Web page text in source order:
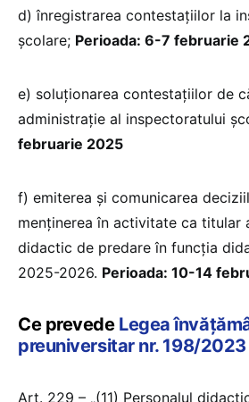
d) înregistrarea contestaţiilor la
şcolare; Perioada: 6-7 februarie
e) soluţionarea contestaţiilor de
administraţie al inspectoratului
februarie 2025
f) emiterea și comunicarea
menţinerea în activitate ca titular
didactic de predare în funcţia
2025-2026. Perioada: 10-14
Ce prevede Legea
preuniversitar nr. 198/2023
Art. 229 – „(11) Personalul